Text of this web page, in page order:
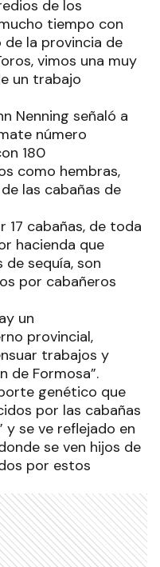
de los
tiempo con
la provincia de
vimos una muy
un trabajo
Nenning señaló a
número
180
como hembras,
las cabañas de
17 cabañas, de toda
hacienda que
sequía, son
por cabañeros
un
provincial,
trabajos y
de Formosa”.
genético que
por las cabañas
y se ve reflejado en
se ven hijos de
por estos